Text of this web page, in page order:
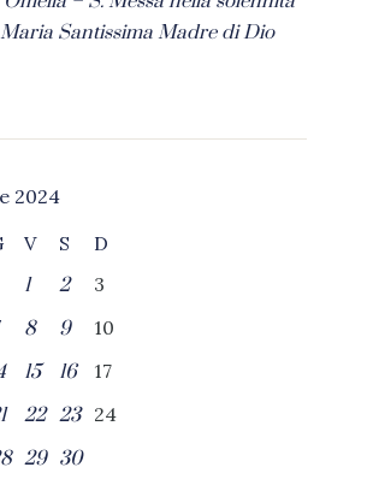
Santissima Madre di Dio
2024
V S
D
1
2
3
8 9
10
15 16
17
22 23 24
29 30